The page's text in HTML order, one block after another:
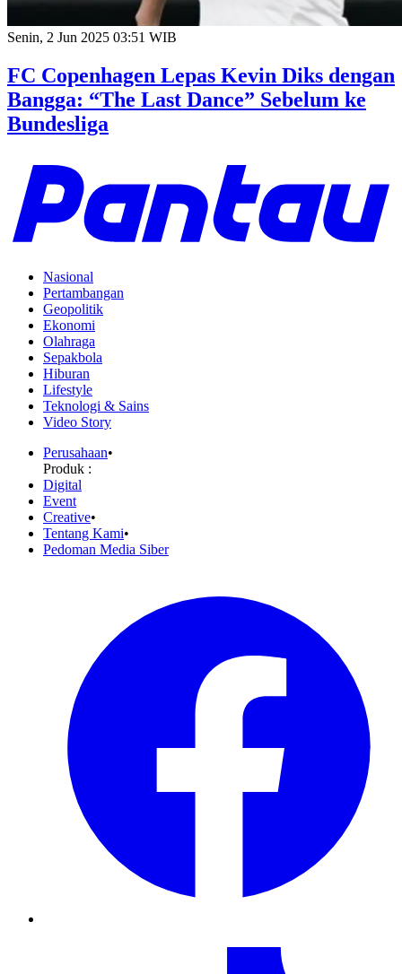
Senin, 2 Jun 2025 03:51 WIB
FC Copenhagen Lepas Kevin Diks dengan
Bangga: “The Last Dance” Sebelum ke
Bundesliga
Nasional
Pertambangan
Geopolitik
Ekonomi
Olahraga
Sepakbola
Hiburan
Lifestyle
Teknologi & Sains
Video Story
Perusahaan•
Produk :
Digital
Event
Creative•
Tentang Kami•
Pedoman Media Siber